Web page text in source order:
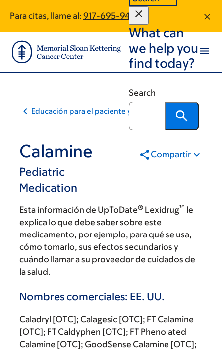
main
content
footer
Para citas, llame al: 917-695-9469
What can
we help you
find today?
Search
Educación para el paciente y la comunidad
Calamine
Pediatric
Medication
Compartir
Esta información de UpToDate® Lexidrug™ le
explica lo que debe saber sobre este
medicamento, por ejemplo, para qué se usa,
cómo tomarlo, sus efectos secundarios y
cuándo llamar a su proveedor de cuidados de
la salud.
Nombres comerciales: EE. UU.
Caladryl [OTC]; Calagesic [OTC]; FT Calamine
[OTC]; FT Caldyphen [OTC]; FT Phenolated
Calamine [OTC]; GoodSense Calamine [OTC];